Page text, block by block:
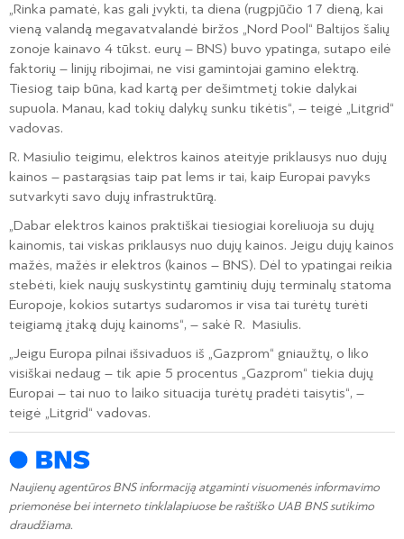
„Rinka pamatė, kas gali įvykti, ta diena (rugpjūčio 17 dieną, kai
vieną valandą megavatvalandė biržos „Nord Pool“ Baltijos šalių
zonoje kainavo 4 tūkst. eurų – BNS) buvo ypatinga, sutapo eilė
faktorių – linijų ribojimai, ne visi gamintojai gamino elektrą.
Tiesiog taip būna, kad kartą per dešimtmetį tokie dalykai
supuola. Manau, kad tokių dalykų sunku tikėtis“, – teigė „Litgrid“
vadovas.
R. Masiulio teigimu, elektros kainos ateityje priklausys nuo dujų
kainos – pastarąsias taip pat lems ir tai, kaip Europai pavyks
sutvarkyti savo dujų infrastruktūrą.
„Dabar elektros kainos praktiškai tiesiogiai koreliuoja su dujų
kainomis, tai viskas priklausys nuo dujų kainos. Jeigu dujų kainos
mažės, mažės ir elektros (kainos – BNS). Dėl to ypatingai reikia
stebėti, kiek naujų suskystintų gamtinių dujų terminalų statoma
Europoje, kokios sutartys sudaromos ir visa tai turėtų turėti
teigiamą įtaką dujų kainoms“, – sakė R. Masiulis.
„Jeigu Europa pilnai išsivaduos iš „Gazprom“ gniaužtų, o liko
visiškai nedaug – tik apie 5 procentus „Gazprom“ tiekia dujų
Europai – tai nuo to laiko situacija turėtų pradėti taisytis“, –
teigė „Litgrid“ vadovas.
Naujienų agentūros BNS informaciją atgaminti visuomenės informavimo
priemonėse bei interneto tinklalapiuose be raštiško UAB BNS sutikimo
draudžiama.